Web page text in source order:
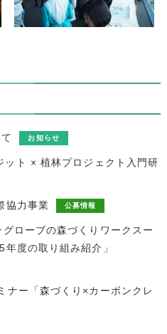
お知らせ
ット × 植林プロジェクト入門研
協力事業 公募情報
ローブの森づくりワークスー
度の取り組み紹介」
ナー「森づくり×カーボンクレ